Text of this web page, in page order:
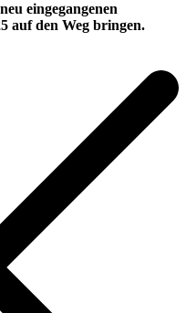
eingegangenen
auf den Weg bringen.